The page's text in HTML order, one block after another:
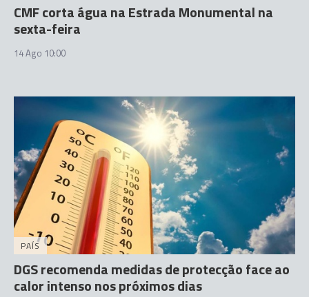
CMF corta água na Estrada Monumental na
sexta-feira
14 Ago 10:00
PAÍS
DGS recomenda medidas de protecção face ao
calor intenso nos próximos dias